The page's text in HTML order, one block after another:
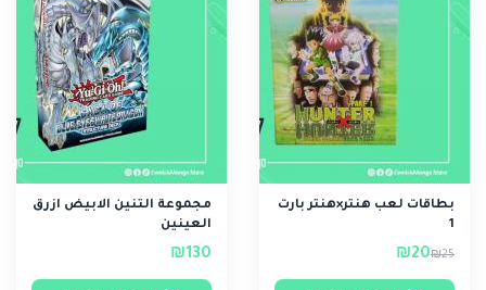
بطاقات لعب هنتر×هنتر بارت
1
₪25
₪20
مجموعة التنين الابيض ازرق
العينين
₪130